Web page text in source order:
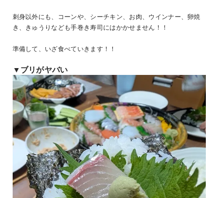
刺身以外にも、コーンや、シーチキン、お肉、ウインナー、卵焼
き、きゅうりなども手巻き寿司にはかかせません！！
準備して、いざ食べていきます！！
▼ブリがヤバい